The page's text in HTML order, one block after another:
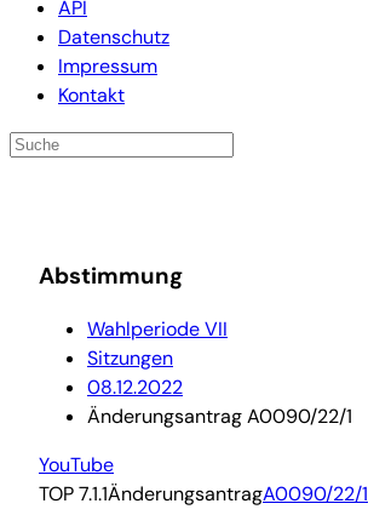
API
Datenschutz
Impressum
Kontakt
Abstimmung
Wahlperiode VII
Sitzungen
08.12.2022
Änderungsantrag A0090/22/1
YouTube
TOP 7.1.1ÄnderungsantragA0090/22/1